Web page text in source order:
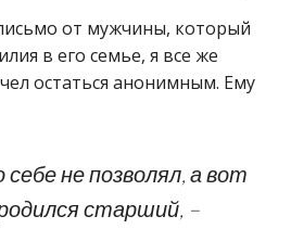
от мужчины, который
в его семье, я все же
остаться анонимным. Ему
не позволял, а вот
старший, –